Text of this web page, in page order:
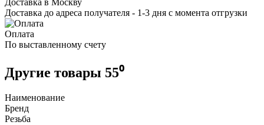
Доставка до адреса получателя - 1-3 дня с момента отгрузки
Оплата
По выставленному счету
Другие товары 55⁰
Наименование
Бренд
Резьба